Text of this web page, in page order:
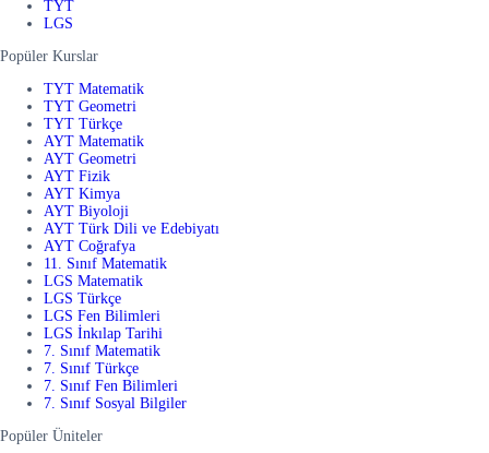
TYT
LGS
Popüler Kurslar
TYT Matematik
TYT Geometri
TYT Türkçe
AYT Matematik
AYT Geometri
AYT Fizik
AYT Kimya
AYT Biyoloji
AYT Türk Dili ve Edebiyatı
AYT Coğrafya
11. Sınıf Matematik
LGS Matematik
LGS Türkçe
LGS Fen Bilimleri
LGS İnkılap Tarihi
7. Sınıf Matematik
7. Sınıf Türkçe
7. Sınıf Fen Bilimleri
7. Sınıf Sosyal Bilgiler
Popüler Üniteler